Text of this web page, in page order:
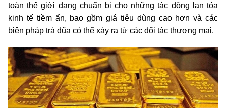
toàn thế giới đang chuẩn bị cho những tác động lan tỏa
kinh tế tiềm ẩn, bao gồm giá tiêu dùng cao hơn và các
biện pháp trả đũa có thể xảy ra từ các đối tác thương mại.